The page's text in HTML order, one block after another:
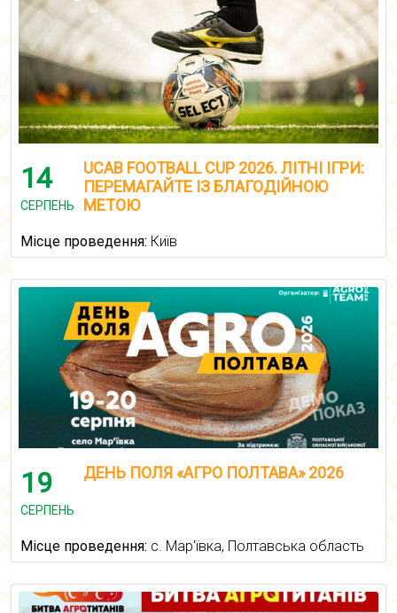
14
СЕРПЕНЬ
UCAB FOOTBALL CUP 2026. ЛІТНІ ІГРИ:
ПЕРЕМАГАЙТЕ ІЗ БЛАГОДІЙНОЮ
МЕТОЮ
Місце проведення: Київ
19
СЕРПЕНЬ
ДЕНЬ ПОЛЯ «АГРО ПОЛТАВА» 2026
Місце проведення: с. Мар'ївка, Полтавська область